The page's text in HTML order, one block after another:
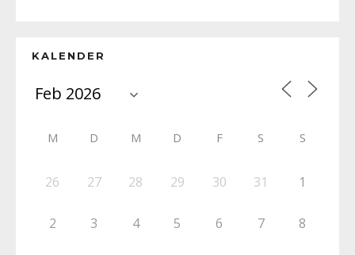
KALENDER
M D M D F S S
26 27 28 29 30 31 1
2 3 4 5 6 7 8